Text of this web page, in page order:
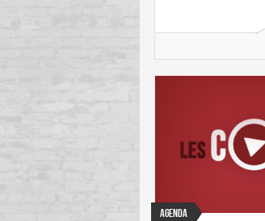
Agenda